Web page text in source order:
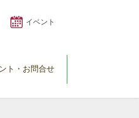
イベント
ト・お問合せ